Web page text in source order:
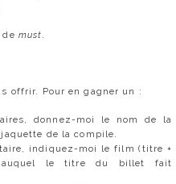
de must.
offrir. Pour en gagner un :
donnez-moi le nom de la
de la compile.
indiquez-moi le film (titre +
auquel le titre du billet fait